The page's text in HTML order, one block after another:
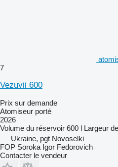
7
Vezuvii 600
Prix sur demande
Atomiseur porté
2026
Volume du réservoir 600 l Largeur
Ukraine, pgt Novoselki
FOP Soroka Igor Fedorovich
Contacter le vendeur